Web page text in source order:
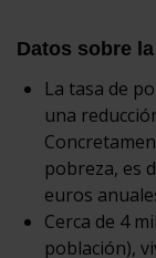
Datos sobre
La tasa de
una
pobreza, es
euros
Cerca de 4
población),